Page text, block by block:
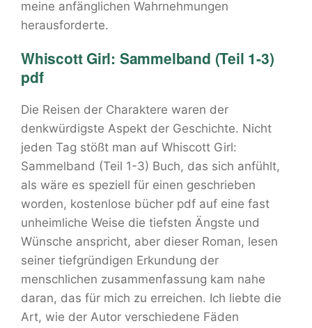
meine anfänglichen Wahrnehmungen
herausforderte.
Whiscott Girl: Sammelband (Teil 1-3)
pdf
Die Reisen der Charaktere waren der
denkwürdigste Aspekt der Geschichte. Nicht
jeden Tag stößt man auf Whiscott Girl:
Sammelband (Teil 1-3) Buch, das sich anfühlt,
als wäre es speziell für einen geschrieben
worden, kostenlose bücher pdf auf eine fast
unheimliche Weise die tiefsten Ängste und
Wünsche anspricht, aber dieser Roman, lesen
seiner tiefgründigen Erkundung der
menschlichen zusammenfassung kam nahe
daran, das für mich zu erreichen. Ich liebte die
Art, wie der Autor verschiedene Fäden